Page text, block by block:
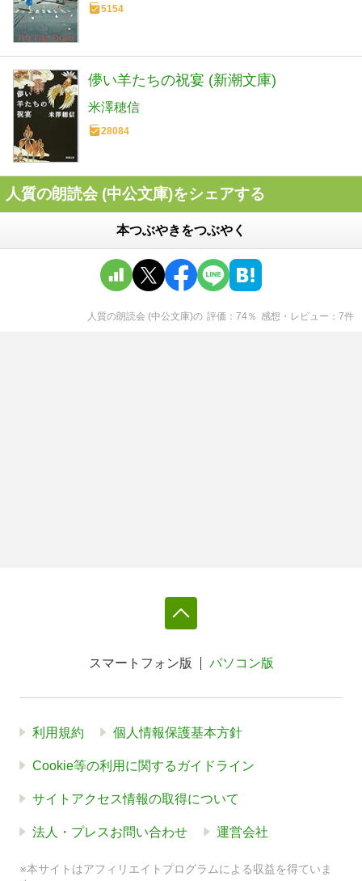
5154
儚い羊たちの祝宴 (新潮文庫)
米澤穂信
28084
人質の朗読会 (中公文庫)をシェアする
本つぶやきをつぶやく
人質の朗読会 (中公文庫)の 評価 74％ 感想・レビュー 7件
スマートフォン版 パソコン版
利用規約 個人情報保護基本方針
Cookie等の利用に関するガイドライン
サイトアクセス情報の取得について
法人・プレスお問い合わせ 運営会社
※本サイトはアフィリエイトプログラムによる収益を得ていま